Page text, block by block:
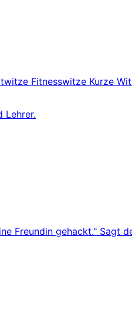
Fitnesswitze Kurze
Lehrer.
Freundin gehackt." Sagt